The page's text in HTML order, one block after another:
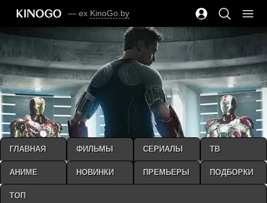
— ex KinoGo.by
ГЛАВНАЯ ФИЛЬМЫ СЕРИАЛЫ ТВ
АНИМЕ НОВИНКИ ПРЕМЬЕРЫ ПОДБОРКИ
ТОП